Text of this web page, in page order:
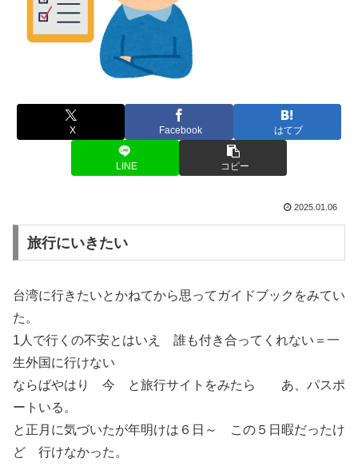
X Facebook はてブ
LINE コピー
2025.01.06
旅行にいきたい
台湾に行きたいとかねてから思ってガイドブックをみてい
た。
1人で行くの不安とはいえ 誰も付き合ってくれない＝一
生外国に行けない
ならばやはり 今 と旅行サイトをみたら あ、パスポ
ートいる。
と正月に気づいたが年明けは６日～ この５日暇だったけ
ど 行けなかった。